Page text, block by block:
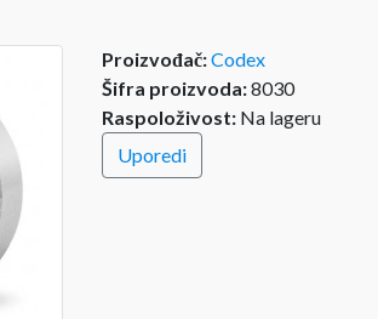
Proizvođač:Codex
Šifra proizvoda:8030
Raspoloživost: Na lageru
Uporedi